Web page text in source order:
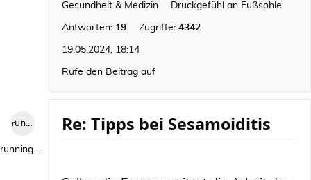
Gesundheit & Medizin
Druckgefühl an Fußsohle
Antworten: 19 Zugriffe: 4342
19.05.2024, 18:14
Rufe den Beitrag auf
runningwild1
runningwild1
Re: Tipps bei Sesamoiditis